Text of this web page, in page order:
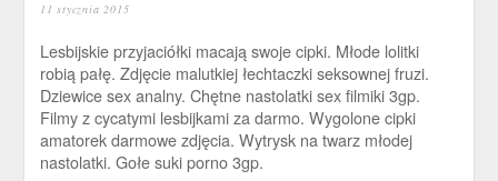
11 stycznia 2015
Lesbijskie przyjaciółki macają swoje cipki. Młode lolitki
robią pałę. Zdjęcie malutkiej łechtaczki seksownej fruzi.
Dziewice sex analny. Chętne nastolatki sex filmiki 3gp.
Filmy z cycatymi lesbijkami za darmo. Wygolone cipki
amatorek darmowe zdjęcia. Wytrysk na twarz młodej
nastolatki. Gołe suki porno 3gp.